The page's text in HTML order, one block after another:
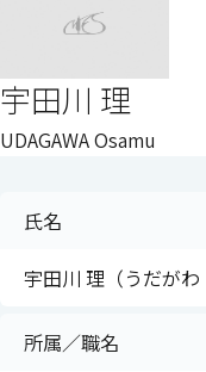
宇田川 理
UDAGAWA Osamu
氏名
宇田川 理（うだが
所属／職名